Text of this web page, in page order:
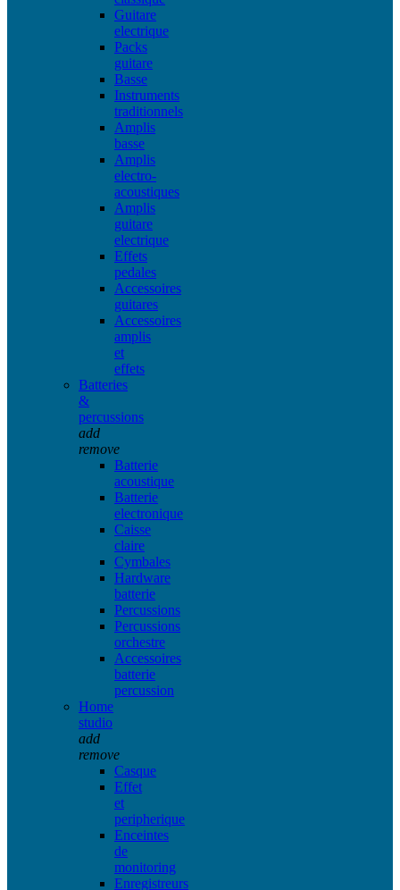
Guitare
electrique
Packs
guitare
Basse
Instruments
traditionnels
Amplis
basse
Amplis
electro-
acoustiques
Amplis
guitare
electrique
Effets
pedales
Accessoires
guitares
Accessoires
amplis
et
effets
Batteries
&
percussions
add
remove
Batterie
acoustique
Batterie
electronique
Caisse
claire
Cymbales
Hardware
batterie
Percussions
Percussions
orchestre
Accessoires
batterie
percussion
Home
studio
add
remove
Casque
Effet
et
peripherique
Enceintes
de
monitoring
Enregistreurs